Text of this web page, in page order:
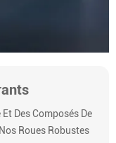
Des Composés De
Roues Robustes